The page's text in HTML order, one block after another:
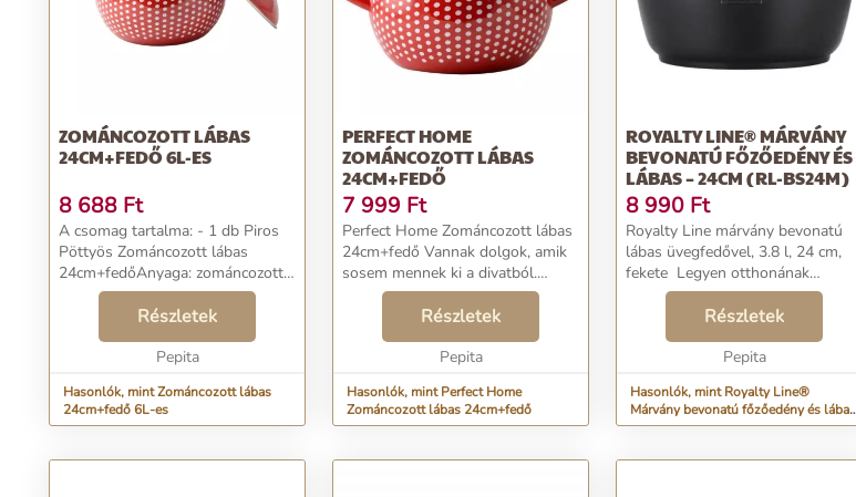
ZOMÁNCOZOTT LÁBAS
24CM+FEDŐ 6L-ES
8 688 Ft
A csomag tartalma: - 1 db Piros
Pöttyös Zománcozott lábas
24cm+fedőAnyaga: zománcozott
átmérőjű, 24cm belső átmérőjű,
15 cm magas fedő nélkül, 29 cm
Részletek
Pepita
Hasonlók, mint Zománcozott lábas
24cm+fedő 6L-es
PERFECT HOME
ZOMÁNCOZOTT LÁBAS
24CM+FEDŐ
7 999 Ft
Perfect Home Zománcozott lábas
24cm+fedő Vannak dolgok, amik
sosem mennek ki a divatból.
Ilyenek az ehhez hasonló, retro,
pöttyös edények, amit egészen
biztosan láthattunk már
nagyanyáink konyhájába...
Részletek
Pepita
Hasonlók, mint Perfect Home
Zománcozott lábas 24cm+fedő
ROYALTY LINE® MÁRVÁNY
BEVONATÚ FŐZŐEDÉNY ÉS
LÁBAS – 24CM (RL-BS24M)
8 990 Ft
Royalty Line márvány bevonatú
lábas üvegfedővel, 3.8 l, 24 cm,
fekete Legyen otthonának
konyhafőnöke ezzel a modern
formavilágú öntött alumínium
lábassal! 5 rétegű speciális
márvány bevona...
Részletek
Pepita
Hasonlók, mint Royalty Line®
Márvány bevonatú főzőedény és lábas
– 24cm (RL-BS24M)